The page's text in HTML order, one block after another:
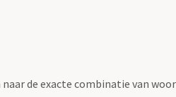
de exacte combinatie van